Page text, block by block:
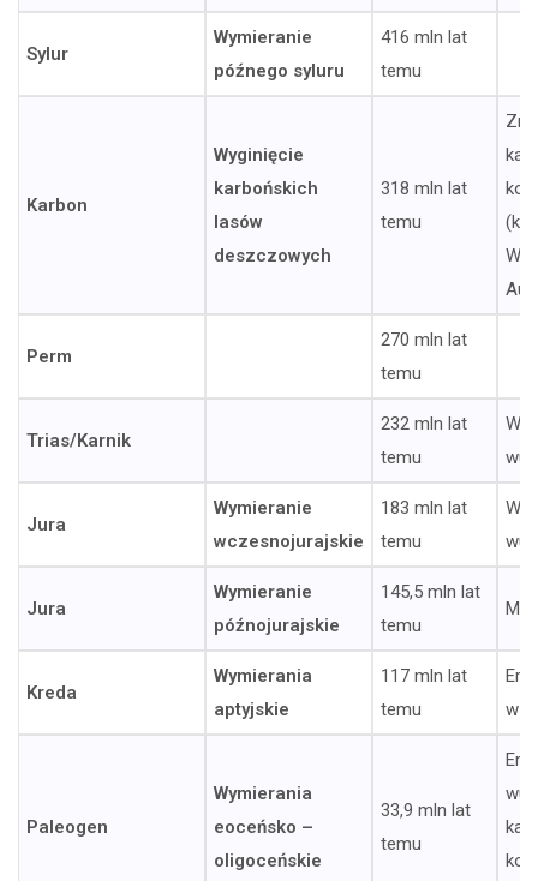
Sylur
Wymieranie
późnego syluru
416 mln lat
temu
Karbon
Wyginięcie
karbońskich
lasów
deszczowych
318 mln lat
temu
Perm
270 mln lat
temu
Trias/Karnik
232 mln lat
temu
Jura
Wymieranie
wczesnojurajskie
183 mln lat
temu
Jura
Wymieranie
późnojurajskie
145,5 mln lat
temu
Kreda
Wymierania
aptyjskie
117 mln lat
temu
w
Paleogen
Wymierania
eoceńsko –
oligoceńskie
33,9 mln lat
temu